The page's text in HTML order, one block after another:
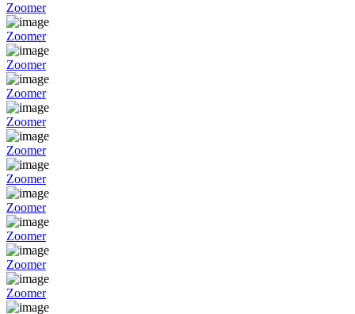
Zoomer
Zoomer
Zoomer
Zoomer
Zoomer
Zoomer
Zoomer
Zoomer
Zoomer
Zoomer
Zoomer